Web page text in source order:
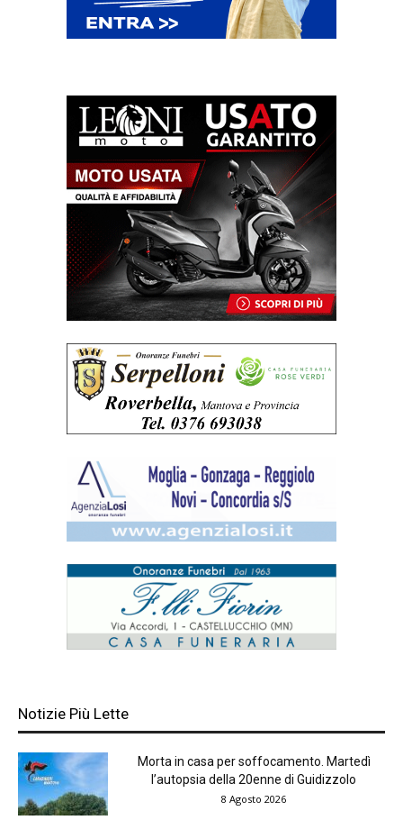
Notizie Più Lette
Morta in casa per soffocamento. Martedì
l’autopsia della 20enne di Guidizzolo
8 Agosto 2026